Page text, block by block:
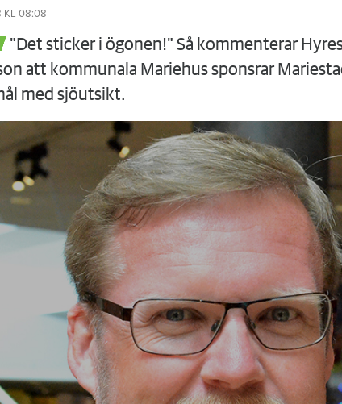
KL 08:08
"Det sticker i ögonen!" Så kommenterar
att kommunala Mariehus sponsrar
med sjöutsikt.